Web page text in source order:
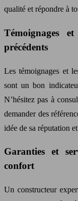
qualité et répondre à
Témoignages
précédents
Les témoignages et
sont un bon
N’hésitez pas à
demander des
idée de sa réputation
Garanties et
confort
Un constructeur